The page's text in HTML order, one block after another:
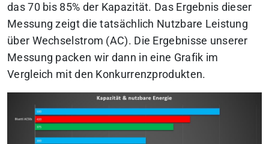
das 70 bis 85% der Kapazität. Das Ergebnis dieser
Messung zeigt die tatsächlich Nutzbare Leistung
über Wechselstrom (AC). Die Ergebnisse unserer
Messung packen wir dann in eine Grafik im
Vergleich mit den Konkurrenzprodukten.